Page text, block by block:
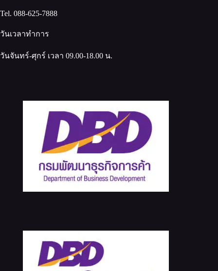
Tel. 088-625-7888
วันเวลาทำการ
วันจันทร์-ศุกร์ เวลา 09.00-18.00 น.